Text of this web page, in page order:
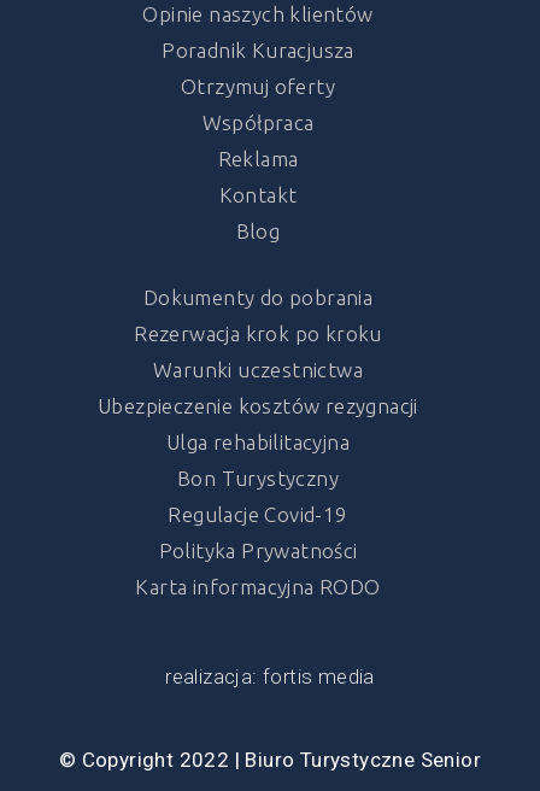
Opinie naszych klientów
Poradnik Kuracjusza
Otrzymuj oferty
Współpraca
Reklama
Kontakt
Blog
Dokumenty do pobrania
Rezerwacja krok po kroku
Warunki uczestnictwa
Ubezpieczenie kosztów rezygnacji
Ulga rehabilitacyjna
Bon Turystyczny
Regulacje Covid-19
Polityka Prywatności
Karta informacyjna RODO
realizacja: fortis media
© Copyright 2022 | Biuro Turystyczne Senior